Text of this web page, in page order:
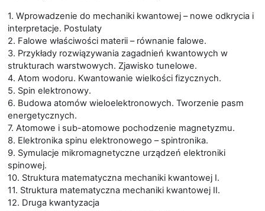
1. Wprowadzenie do mechaniki kwantowej – nowe odkrycia i
interpretacje. Postulaty
2. Falowe właściwości materii – równanie falowe.
3. Przykłady rozwiązywania zagadnień kwantowych w
strukturach warstwowych. Zjawisko tunelowe.
4. Atom wodoru. Kwantowanie wielkości fizycznych.
5. Spin elektronowy.
6. Budowa atomów wieloelektronowych. Tworzenie pasm
energetycznych.
7. Atomowe i sub-atomowe pochodzenie magnetyzmu.
8. Elektronika spinu elektronowego – spintronika.
9. Symulacje mikromagnetyczne urządzeń elektroniki
spinowej.
10. Struktura matematyczna mechaniki kwantowej I.
11. Struktura matematyczna mechaniki kwantowej II.
12. Druga kwantyzacja